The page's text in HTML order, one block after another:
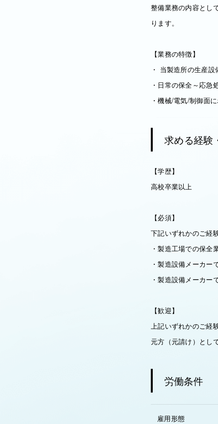
整備業務の内容とし
ります。
【業務の特徴】
・ 当製造所の生産
・日常の保全～応急
・機械/電気/制御面
求める経験
【学歴】
高校卒業以上
【必須】
下記いずれかのご経
・製造工場での保全
・製造設備メーカー
・製造設備メーカー
【歓迎】
上記いずれかのご経
元方（元請け）とし
労働条件
雇用形態